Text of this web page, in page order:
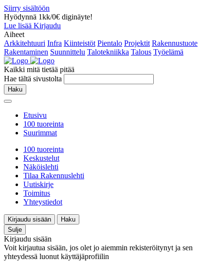
Siirry sisältöön
Hyödynnä 1kk/0€ diginäyte!
Lue lisää Kirjaudu
Aiheet
Arkkitehtuuri Infra Kiinteistöt Pientalo Projektit Rakennustuote
Rakentaminen Suunnittelu Talotekniikka Talous Työelämä
Kaikki mitä tietää pitää
Hae tältä sivustolta
Haku
Etusivu
100 tuoreinta
Suurimmat
100 tuoreinta
Keskustelut
Näköislehti
Tilaa Rakennuslehti
Uutiskirje
Toimitus
Yhteystiedot
Kirjaudu sisään
Haku
Sulje
Kirjaudu sisään
Voit kirjautua sisään, jos olet jo aiemmin rekisteröitynyt ja sen
yhteydessä luonut käyttäjäprofiilin